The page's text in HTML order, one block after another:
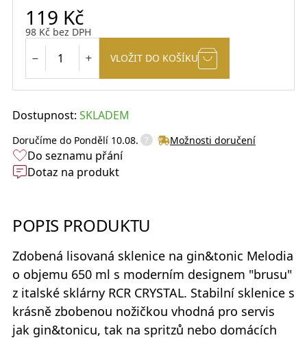
119 Kč
98 Kčbez DPH
VLOŽIT DO KOŠÍKU
Dostupnost: SKLADEM
Doručíme do Pondělí 10.08. ? Možnosti doručení
Do seznamu přání
Dotaz na produkt
POPIS PRODUKTU
Zdobená lisovaná sklenice na gin&tonic Melodia
o objemu 650 ml s moderním designem "brusu"
z italské sklárny RCR CRYSTAL. Stabilní sklenice s
krásně zbobenou nožičkou vhodná pro servis
jak gin&tonicu, tak na spritzů nebo domácích